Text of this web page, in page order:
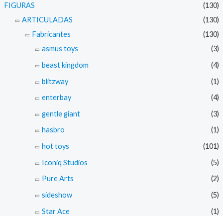
FIGURAS
(130)
ARTICULADAS
(130)
Fabricantes
(130)
asmus toys
(3)
beast kingdom
(4)
blitzway
(1)
enterbay
(4)
gentle giant
(3)
hasbro
(1)
hot toys
(101)
Iconiq Studios
(5)
Pure Arts
(2)
sideshow
(5)
Star Ace
(1)